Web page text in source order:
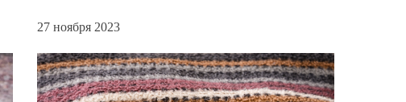
27 ноября 2023